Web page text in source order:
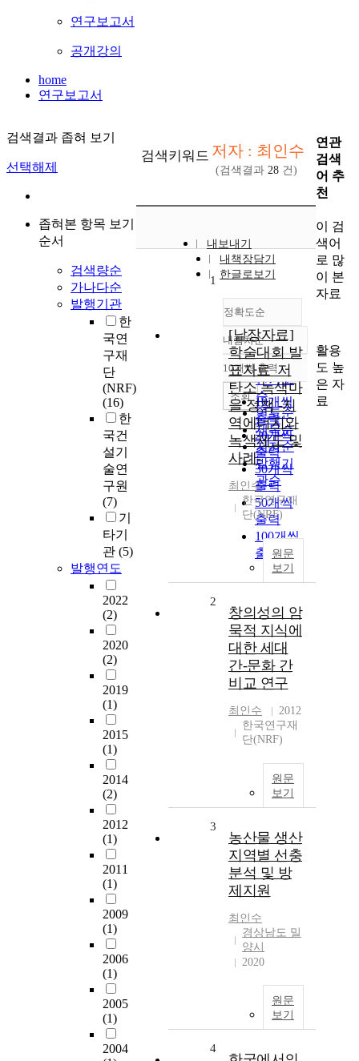
연구보고서
공개강의
home
연구보고서
검색결과 좁혀 보기
선택해제
좁혀본 항목 보기
순서
검색량순
가나다순
발행기관
한
국연
구재
단
(NRF)
(16)
한
국건
설기
술연
구원
(7)
기
타기
관 (5)
발행연도
2022
(2)
2020
(2)
2019
(1)
2015
(1)
2014
(2)
2012
(1)
2011
(1)
2009
(1)
2006
(1)
2005
(1)
2004
검색키워드 저자 : 최인수
(검색결과 28 건)
내보내기
내책장담기
한글로보기
정확도순
정확도
순
인기도
순
연도순
제목순
저자순
발행기
관순
내림차순
내림차순
10개씩 출력
10개씩
출력
20개씩
출력
30개씩
출력
50개씩
출력
100개씩
출력
조회
1
[낱장자료]
학술대회 발
표자료_저
탄소 녹색마
을 정책 -지
역에너지와
녹색제도 및
사례-
최인수
한국연구재
단(NRF)
원문
보기
2
창의성의 암
묵적 지식에
대한 세대
간-문화 간
비교 연구
최인수
2012
한국연구재
단(NRF)
원문
보기
3
농산물 생산
지역별 선충
분석 및 방
제지원
최인수
경상남도 밀
양시
2020
원문
보기
4
연관
검색
어 추
천
이 검
색어
로 많
이 본
자료
활용
도 높
은 자
료